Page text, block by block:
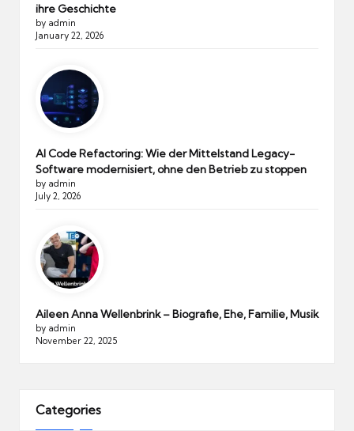
ihre Geschichte
by admin
January 22, 2026
AI Code Refactoring: Wie der Mittelstand Legacy-
Software modernisiert, ohne den Betrieb zu stoppen
by admin
July 2, 2026
Aileen Anna Wellenbrink – Biografie, Ehe, Familie, Musik
by admin
November 22, 2025
Categories